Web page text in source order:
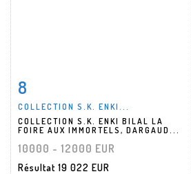
8
COLLECTION S.K. ENKI...
COLLECTION S.K. ENKI BILAL LA
FOIRE AUX IMMORTELS, DARGAUD...
10000 - 12000 EUR
Résultat 19 022 EUR